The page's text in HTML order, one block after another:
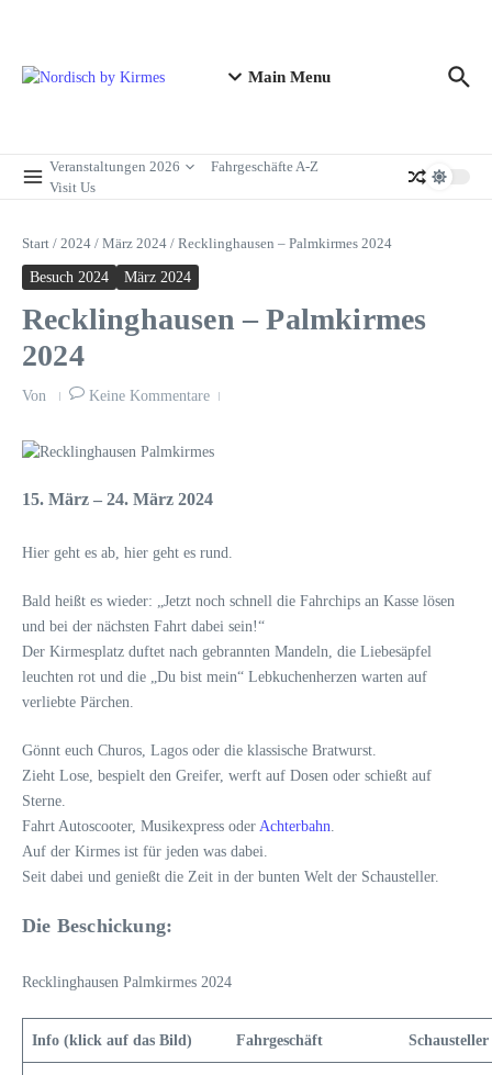
Main Menu
Veranstaltungen 2026
Fahrgeschäfte A-Z
Visit Us
Start / 2024 / März 2024 / Recklinghausen – Palmkirmes 2024
Besuch 2024 März 2024
Recklinghausen – Palmkirmes
2024
Von Keine Kommentare
15. März – 24. März 2024
Hier geht es ab, hier geht es rund.
Bald heißt es wieder: „Jetzt noch schnell die Fahrchips an Kasse lösen
und bei der nächsten Fahrt dabei sein!“
Der Kirmesplatz duftet nach gebrannten Mandeln, die Liebesäpfel
leuchten rot und die „Du bist mein“ Lebkuchenherzen warten auf
verliebte Pärchen.
Gönnt euch Churos, Lagos oder die klassische Bratwurst.
Zieht Lose, bespielt den Greifer, werft auf Dosen oder schießt auf
Sterne.
Fahrt Autoscooter, Musikexpress oder Achterbahn.
Auf der Kirmes ist für jeden was dabei.
Seit dabei und genießt die Zeit in der bunten Welt der Schausteller.
Die Beschickung:
Recklinghausen Palmkirmes 2024
Info (klick auf das Bild) Fahrgeschäft Schausteller